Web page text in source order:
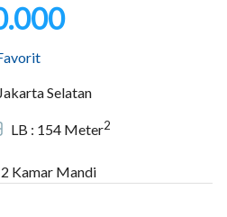
Selatan
LB : 154 Meter2
2 Kamar Mandi